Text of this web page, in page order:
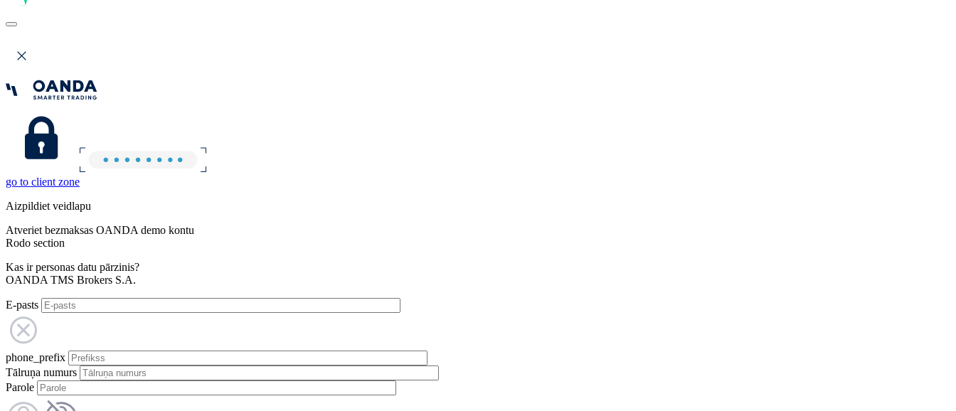
go to client zone
Aizpildiet veidlapu
Atveriet bezmaksas OANDA demo kontu
Rodo section
Kas ir personas datu pārzinis?
OANDA TMS Brokers S.A.
E-pasts
phone_prefix
Tālruņa numurs
Parole